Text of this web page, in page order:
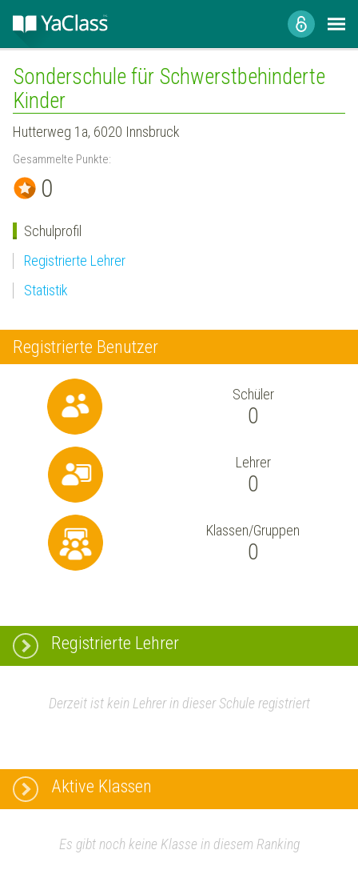
Sonderschule für Schwerstbehinderte
Kinder
Hutterweg 1a, 6020 Innsbruck
Gesammelte Punkte:
0
Schulprofil
Registrierte Lehrer
Statistik
Registrierte Benutzer
Schüler
0
Lehrer
0
Klassen/Gruppen
0
Registrierte Lehrer
Derzeit ist kein Lehrer in dieser Schule registriert
Aktive Klassen
Es gibt noch keine Klasse in diesem Ranking